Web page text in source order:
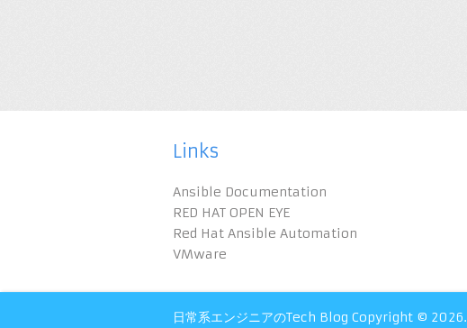
Links
Ansible Documentation
RED HAT OPEN EYE
Red Hat Ansible Automation
VMware
日常系エンジニアのTech Blog Copyright © 2026.